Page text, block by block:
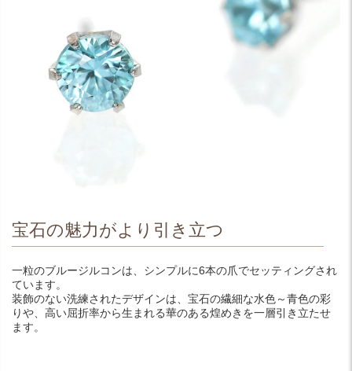
宝石の魅力がより引き立つ
一粒のブルージルコンは、シンプルに6本の爪でセッティングされ
ています。
装飾のない洗練されたデザインは、宝石の繊細な水色～青色の彩
りや、高い屈折率から生まれる華のある煌めきを一層引き立たせ
ます。